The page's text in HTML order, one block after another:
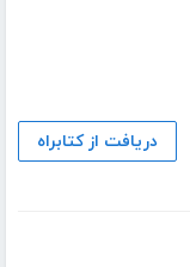
دریافت از کتابراه